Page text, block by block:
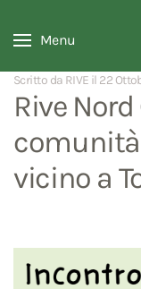
Menu
Scritto da RIVE il 22
Rive
vicino a